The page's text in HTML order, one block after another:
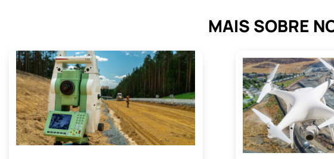
MAIS SOBRE